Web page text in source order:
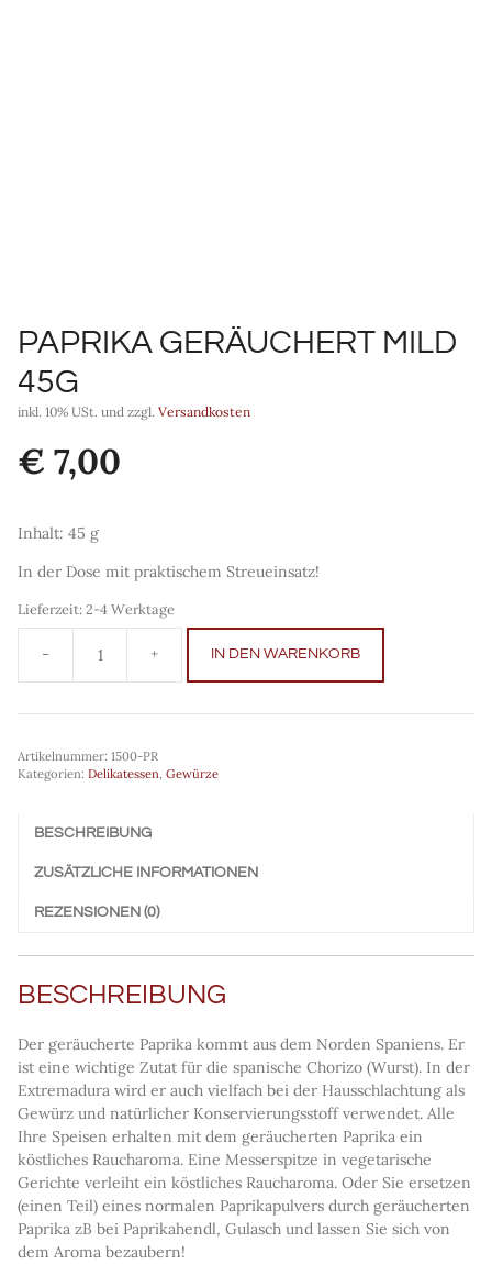
PAPRIKA GERÄUCHERT MILD
45G
inkl. 10% USt. und zzgl. Versandkosten
€ 7,00
Inhalt: 45 g
In der Dose mit praktischem Streueinsatz!
Lieferzeit:2-4 Werktage
Paprika
geräuchert
mild
IN DEN WARENKORB
Artikelnummer: 1500-PR
Kategorien: Delikatessen Gewürze
BESCHREIBUNG
ZUSÄTZLICHE INFORMATIONEN
REZENSIONEN (0)
BESCHREIBUNG
Der geräucherte Paprika kommt aus dem Norden Spaniens. Er
ist eine wichtige Zutat für die spanische Chorizo (Wurst). In der
Extremadura wird er auch vielfach bei der Hausschlachtung als
Gewürz und natürlicher Konservierungsstoff verwendet. Alle
Ihre Speisen erhalten mit dem geräucherten Paprika ein
köstliches Raucharoma. Eine Messerspitze in vegetarische
Gerichte verleiht ein köstliches Raucharoma. Oder Sie ersetzen
(einen Teil) eines normalen Paprikapulvers durch geräucherten
Paprika zB bei Paprikahendl, Gulasch und lassen Sie sich von
dem Aroma bezaubern!